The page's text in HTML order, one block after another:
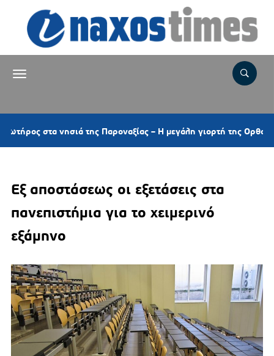
νησιά της Παροναξίας – Η μεγάλη γιορτή της Ορθοδοξίας και
Εξ αποστάσεως οι εξετάσεις στα
πανεπιστήμια για το χειμερινό
εξάμηνο